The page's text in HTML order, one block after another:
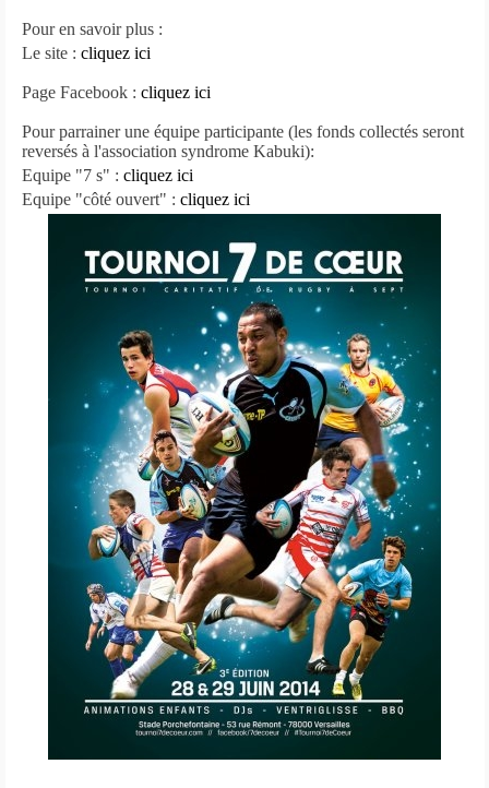
Pour en savoir plus :
Le site :cliquez ici
Page Facebook :cliquez ici
Pour parrainer une équipe participante (les fonds collectés seront
reversés à l'association syndrome Kabuki):
Equipe "7 s" :cliquez ici
Equipe "côté ouvert" :cliquez ici